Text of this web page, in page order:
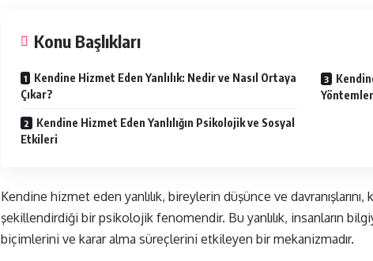
Konu Başlıkları
Kendine Hizmet Eden Yanlılık: Nedir ve Nasıl Ortaya
Çıkar?
Kendine Hizmet Eden Yanlılığın Psikolojik ve Sosyal
Etkileri
Kendine hizmet eden yanlılık, bireylerin düşünce ve davranışlarını,
şekillendirdiği bir psikolojik fenomendir. Bu yanlılık, insanların
biçimlerini ve karar alma süreçlerini etkileyen bir mekanizmadır.